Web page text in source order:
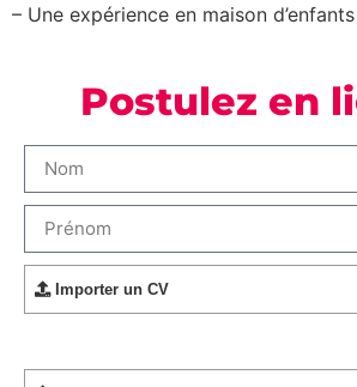
– Une expérience en maison
Postulez en